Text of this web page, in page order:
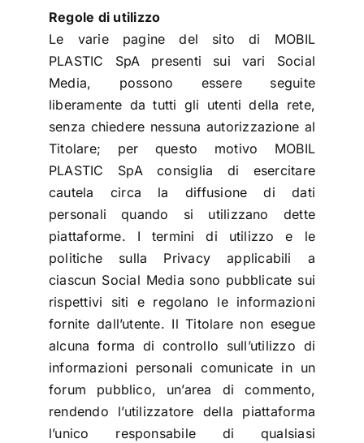
Regole di utilizzo
Le varie pagine del sito di MOBIL
PLASTIC SpA presenti sui vari Social
Media, possono essere seguite
liberamente da tutti gli utenti della rete,
senza chiedere nessuna autorizzazione al
Titolare; per questo motivo MOBIL
PLASTIC SpA consiglia di esercitare
cautela circa la diffusione di dati
personali quando si utilizzano dette
piattaforme. I termini di utilizzo e le
politiche sulla Privacy applicabili a
ciascun Social Media sono pubblicate sui
rispettivi siti e regolano le informazioni
fornite dall’utente. Il Titolare non esegue
alcuna forma di controllo sull’utilizzo di
informazioni personali comunicate in un
forum pubblico, un’area di commento,
rendendo l’utilizzatore della piattaforma
l’unico responsabile di qualsiasi